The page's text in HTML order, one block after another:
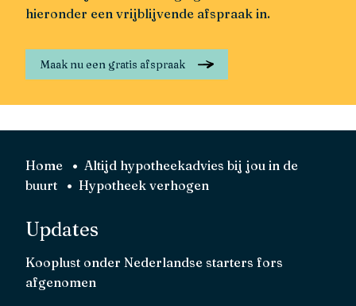
hieronder een vrijblijvende afspraak in.
Maak nu een gratis afspraak
Home
Altijd hypotheekadvies bij jou in de
buurt
Hypotheek verhogen
Updates
Kooplust onder Nederlandse starters fors
afgenomen